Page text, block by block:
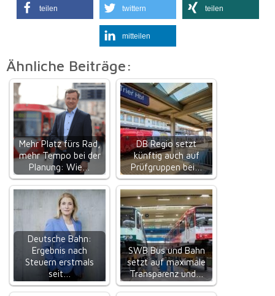
teilen twittern teilen
mitteilen
Ähnliche Beiträge:
Mehr Platz fürs Rad,
mehr Tempo bei der
Planung: Wie…
DB Regio setzt
künftig auch auf
Prüfgruppen bei…
Deutsche Bahn:
Ergebnis nach
Steuern erstmals
seit…
SWB Bus und Bahn
setzt auf maximale
Transparenz und…